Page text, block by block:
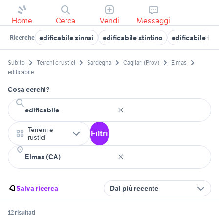
Home Cerca Vendi Messaggi
Ricerche edificabile sinnai edificabile stintino edificabile
Subito Terreni e rustici Sardegna Cagliari (Prov)
Elmas
edificabile
Cosa cerchi?
Terreni e
rustici
Filtri
Salva ricerca Dal più recente
12 risultati